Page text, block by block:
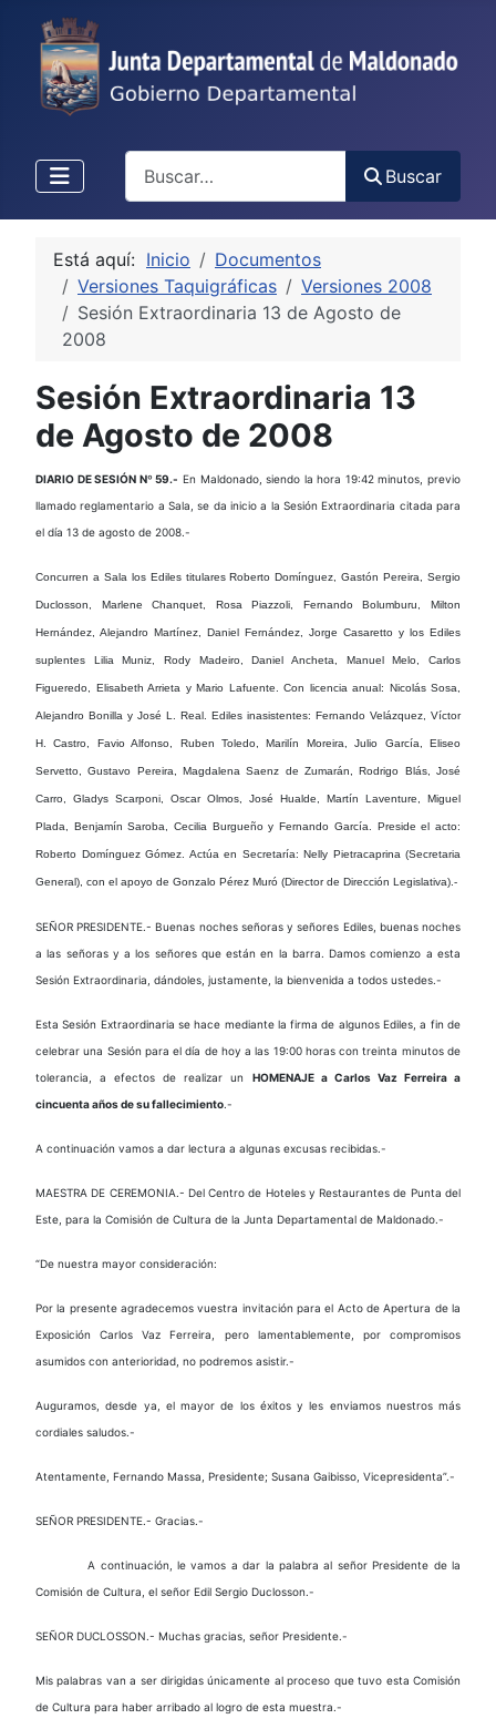
Buscar
Está aquí: Inicio
Documentos
Versiones Taquigráficas
Versiones 2008
Sesión Extraordinaria 13 de Agosto de
2008
Sesión Extraordinaria 13
de Agosto de 2008
DIARIO DE SESIÓN Nº 59.- En Maldonado, siendo la hora 19:42 minutos, previo
llamado reglamentario a Sala, se da inicio a la Sesión Extraordinaria citada para
el día 13 de agosto de 2008.-
Concurren a Sala los Ediles titulares Roberto Domínguez, Gastón Pereira, Sergio
Duclosson, Marlene Chanquet, Rosa Piazzoli, Fernando Bolumburu, Milton
Hernández, Alejandro Martínez, Daniel Fernández, Jorge Casaretto y los Ediles
suplentes Lilia Muniz, Rody Madeiro, Daniel Ancheta, Manuel Melo, Carlos
Figueredo, Elisabeth Arrieta y Mario Lafuente. Con licencia anual: Nicolás Sosa,
Alejandro Bonilla y José L. Real. Ediles inasistentes: Fernando Velázquez, Víctor
H. Castro, Favio Alfonso, Ruben Toledo, Marilín Moreira, Julio García, Eliseo
Servetto, Gustavo Pereira, Magdalena Saenz de Zumarán, Rodrigo Blás, José
Carro, Gladys Scarponi, Oscar Olmos, José Hualde, Martín Laventure, Miguel
Plada, Benjamín Saroba, Cecilia Burgueño y Fernando García. Preside el acto:
Roberto Domínguez Gómez. Actúa en Secretaría: Nelly Pietracaprina (Secretaria
General), con el apoyo de Gonzalo Pérez Muró (Director de Dirección Legislativa).-
SEÑOR PRESIDENTE.- Buenas noches señoras y señores Ediles, buenas noches
a las señoras y a los señores que están en la barra. Damos comienzo a esta
Sesión Extraordinaria, dándoles, justamente, la bienvenida a todos ustedes.-
Esta Sesión Extraordinaria se hace mediante la firma de algunos Ediles, a fin de
celebrar una Sesión para el día de hoy a las 19:00 horas con treinta minutos de
tolerancia, a efectos de realizar un HOMENAJE a Carlos Vaz Ferreira a
cincuenta años de su fallecimiento.-
A continuación vamos a dar lectura a algunas excusas recibidas.-
MAESTRA DE CEREMONIA.- Del Centro de Hoteles y Restaurantes de Punta del
Este, para la Comisión de Cultura de la Junta Departamental de Maldonado.-
“De nuestra mayor consideración:
Por la presente agradecemos vuestra invitación para el Acto de Apertura de la
Exposición Carlos Vaz Ferreira, pero lamentablemente, por compromisos
asumidos con anterioridad, no podremos asistir.-
Auguramos, desde ya, el mayor de los éxitos y les enviamos nuestros más
cordiales saludos.-
Atentamente, Fernando Massa, Presidente; Susana Gaibisso, Vicepresidenta”.-
SEÑOR PRESIDENTE.- Gracias.-
A continuación, le vamos a dar la palabra al señor Presidente de la
Comisión de Cultura, el señor Edil Sergio Duclosson.-
SEÑOR DUCLOSSON.- Muchas gracias, señor Presidente.-
Mis palabras van a ser dirigidas únicamente al proceso que tuvo esta Comisión
de Cultura para haber arribado al logro de esta muestra.-